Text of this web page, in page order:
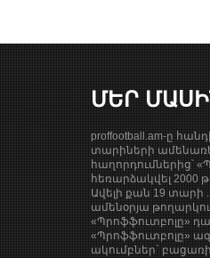
ՄԵՐ
proffootball.am-ը
տարիների
հաղորդումներից՝
հեռարձակվել 2000
Ավելի քան 19 տարի
ամենօրյա
«Պրոֆֆուտբոլը»
«Պրոֆֆուտբոլը»
ակումբներ`